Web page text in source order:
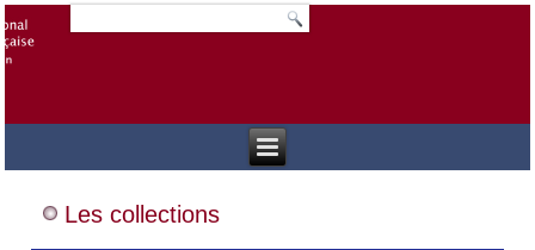
Les collections